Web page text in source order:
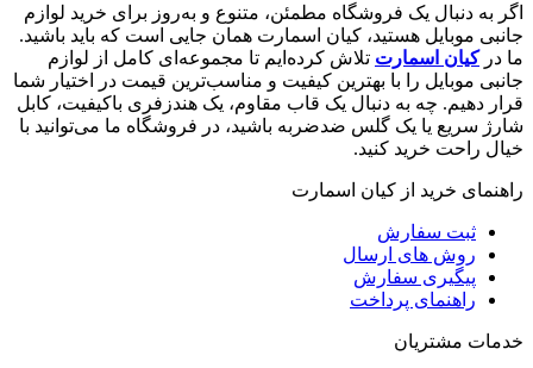
اگر به دنبال یک فروشگاه مطمئن، متنوع و به‌روز برای خرید لوازم
جانبی موبایل هستید، کیان اسمارت همان جایی است که باید باشید.
ما درکیان اسمارت تلاش کرده‌ایم تا مجموعه‌ای کامل از لوازم
جانبی موبایل را با بهترین کیفیت و مناسب‌ترین قیمت در اختیار شما
قرار دهیم. چه به دنبال یک قاب مقاوم، یک هندزفری باکیفیت، کابل
شارژ سریع یا یک گلس ضدضربه باشید، در فروشگاه ما می‌توانید با
خیال راحت خرید کنید.
راهنمای خرید از کیان اسمارت
ثبت سفارش
روش‌ های ارسال
پیگیری سفارش
راهنمای پرداخت
خدمات مشتریان